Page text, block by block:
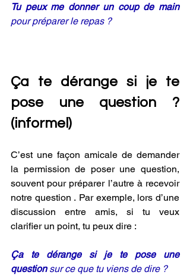
Tu peux me donner un coup de main
pour préparer le repas ?
Ça te dérange si je te
pose une question ?
(informel)
C’est une façon amicale de demander
la permission de poser une question,
souvent pour préparer l’autre à recevoir
notre question . Par exemple, lors d’une
discussion entre amis, si tu veux
clarifier un point, tu peux dire :
Ça te dérange si je te pose une
question sur ce que tu viens de dire ?